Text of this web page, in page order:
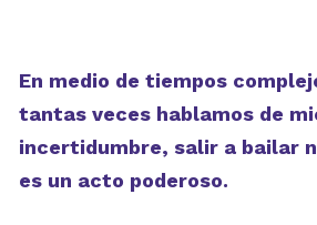
En medio de tiempos
tantas veces hablamos de
incertidumbre, salir a bailar
es un acto poderoso.